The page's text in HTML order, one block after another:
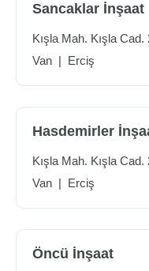
Sancaklar İnşaat
Kışla Mah. Kışla Cad.
Van | Erciş
Hasdemirler
Kışla Mah. Kışla Cad.
Van | Erciş
Öncü İnşaat